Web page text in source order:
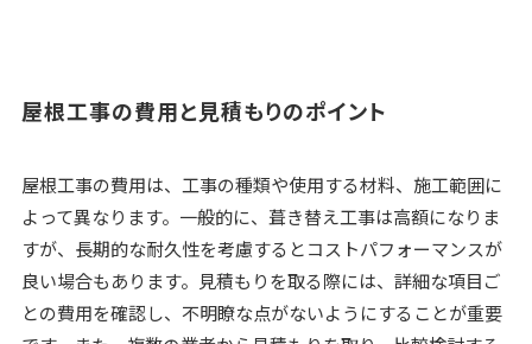
屋根工事の費用と見積もりのポイント
屋根工事の費用は、工事の種類や使用する材料、施工範囲に
よって異なります。一般的に、葺き替え工事は高額になりま
すが、長期的な耐久性を考慮するとコストパフォーマンスが
良い場合もあります。見積もりを取る際には、詳細な項目ご
との費用を確認し、不明瞭な点がないようにすることが重要